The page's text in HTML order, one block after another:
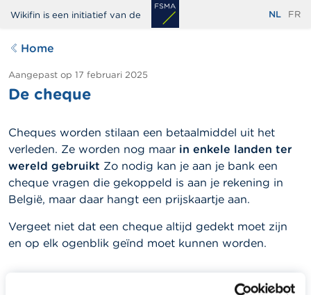
Overslaan
naar
inhoud
gaan
Wikifin is een initiatief van de NL FR
Home
Aangepast op 17 februari 2025
De cheque
Cheques worden stilaan een betaalmiddel uit het
verleden. Ze worden nog maar in enkele landen ter
wereld gebruikt Zo nodig kan je aan je bank een
cheque vragen die gekoppeld is aan je rekening in
België, maar daar hangt een prijskaartje aan.
Vergeet niet dat een cheque altijd gedekt moet zijn
en op elk ogenblik geïnd moet kunnen worden.